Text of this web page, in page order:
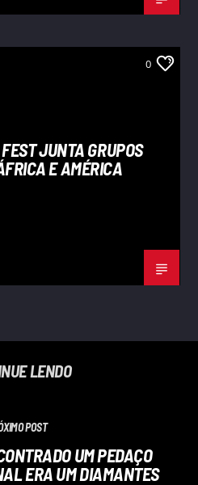
0
JUNTA GRUPOS
E AMÉRICA
LENDO
POST
UM PEDAÇO
ERA UM DIAMANTES